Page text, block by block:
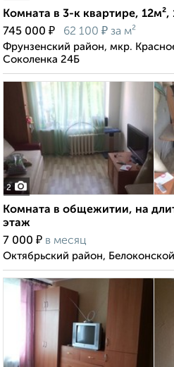
Комната в 3-к квартире, 12м²,
745 000 ₽ 62 100 ₽ за м²
Фрунзенский район, мкр.
Соколенка 24Б
2
Комната в общежитии, на
этаж
7 000 ₽ в месяц
Октябрьский район,